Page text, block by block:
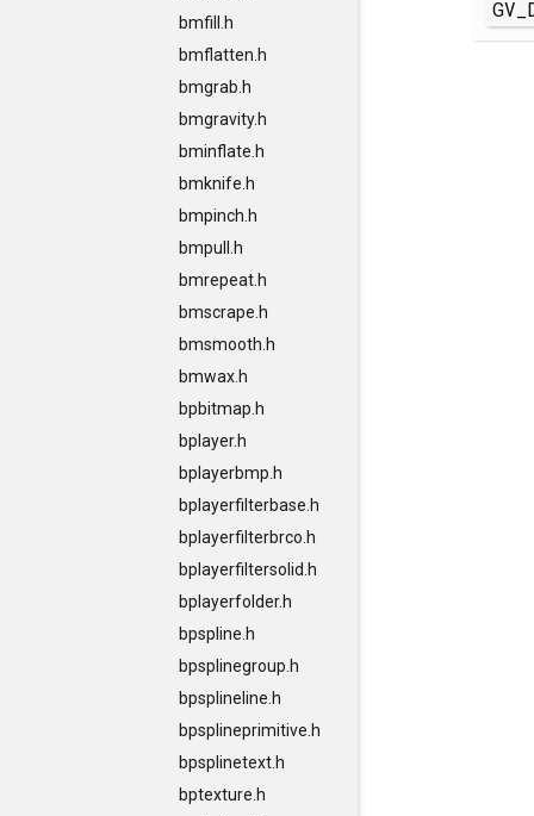
bmfill.h
bmflatten.h
bmgrab.h
bmgravity.h
bminflate.h
bmknife.h
bmpinch.h
bmpull.h
bmrepeat.h
bmscrape.h
bmsmooth.h
bmwax.h
bpbitmap.h
bplayer.h
bplayerbmp.h
bplayerfilterbase.h
bplayerfilterbrco.h
bplayerfiltersolid.h
bplayerfolder.h
bpspline.h
bpsplinegroup.h
bpsplineline.h
bpsplineprimitive.h
bpsplinetext.h
bptexture.h